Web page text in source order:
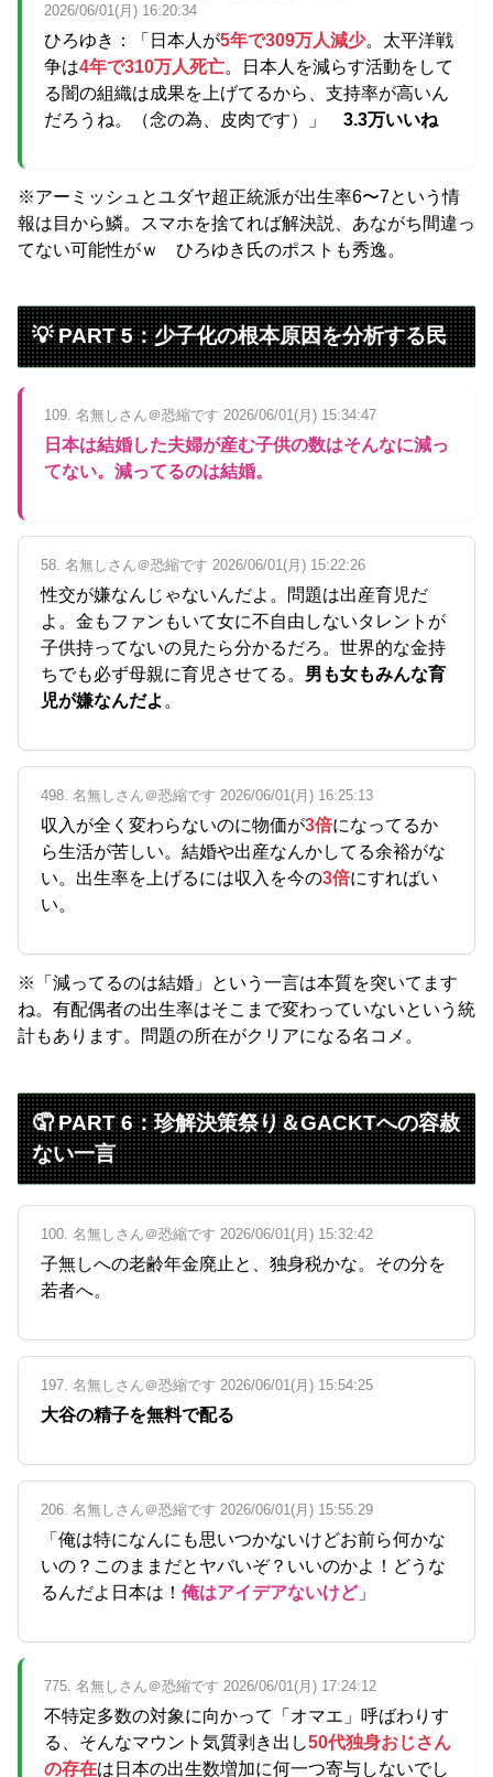
2026/06/01(月) 16:20:34
ひろゆき：「日本人が5年で309万人減少。太平洋戦
争は4年で310万人死亡。日本人を減らす活動をして
る闇の組織は成果を上げてるから、支持率が高いん
だろうね。（念の為、皮肉です）」 3.3万いいね
※アーミッシュとユダヤ超正統派が出生率6〜7という情
報は目から鱗。スマホを捨てれば解決説、あながち間違っ
てない可能性がｗ ひろゆき氏のポストも秀逸。
💡 PART 5：少子化の根本原因を分析する民
109. 名無しさん＠恐縮です 2026/06/01(月) 15:34:47
日本は結婚した夫婦が産む子供の数はそんなに減っ
てない。減ってるのは結婚。
58. 名無しさん＠恐縮です 2026/06/01(月) 15:22:26
性交が嫌なんじゃないんだよ。問題は出産育児だ
よ。金もファンもいて女に不自由しないタレントが
子供持ってないの見たら分かるだろ。世界的な金持
ちでも必ず母親に育児させてる。 男も女もみんな育
児が嫌なんだよ 。
498. 名無しさん＠恐縮です 2026/06/01(月) 16:25:13
収入が全く変わらないのに物価が3倍になってるか
ら生活が苦しい。結婚や出産なんかしてる余裕がな
い。出生率を上げるには収入を今の3倍にすればい
い。
※「減ってるのは結婚」という一言は本質を突いてます
ね。有配偶者の出生率はそこまで変わっていないという統
計もあります。問題の所在がクリアになる名コメ。
🤦 PART 6：珍解決策祭り＆GACKTへの容赦
ない一言
100. 名無しさん＠恐縮です 2026/06/01(月) 15:32:42
子無しへの老齢年金廃止と、独身税かな。その分を
若者へ。
197. 名無しさん＠恐縮です 2026/06/01(月) 15:54:25
大谷の精子を無料で配る
206. 名無しさん＠恐縮です 2026/06/01(月) 15:55:29
「俺は特になんにも思いつかないけどお前ら何かな
いの？このままだとヤバいぞ？いいのかよ！どうな
るんだよ日本は！ 俺はアイデアないけど」
775. 名無しさん＠恐縮です 2026/06/01(月) 17:24:12
不特定多数の対象に向かって「オマエ」呼ばわりす
る、そんなマウント気質剥き出し50代独身おじさん
の存在は日本の出生数増加に何一つ寄与しないでし